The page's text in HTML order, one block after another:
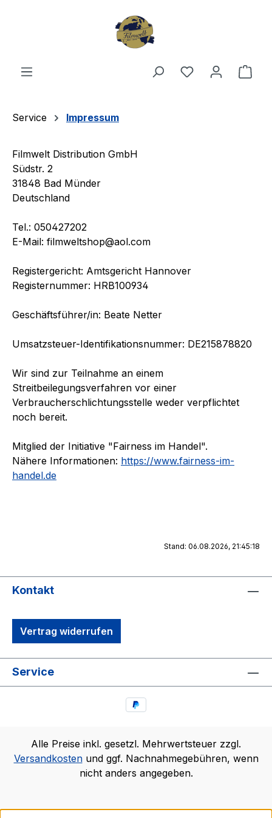
Du hast 0
Service Impressum
Filmwelt Distribution GmbH
Südstr. 2
31848 Bad Münder
Deutschland
Tel.: 050427202
E-Mail: filmweltshop@aol.com
Registergericht: Amtsgericht Hannover
Registernummer: HRB100934
Geschäftsführer/in: Beate Netter
Umsatzsteuer-Identifikationsnummer: DE215878820
Wir sind zur Teilnahme an einem
Streitbeilegungsverfahren vor einer
Verbraucherschlichtungsstelle weder verpflichtet
noch bereit.
Mitglied der Initiative "Fairness im Handel".
Nähere Informationen: https://www.fairness-im-
handel.de
Stand: 06.08.2026, 21:45:18
Kontakt
Vertrag widerrufen
Service
Alle Preise inkl. gesetzl. Mehrwertsteuer zzgl.
Versandkostenund ggf. Nachnahmegebühren, wenn
nicht anders angegeben.